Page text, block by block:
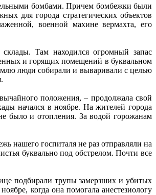
бомбами. Причем бомбежки были
для города стратегических объектов
военной махине вермахта, его
Там находился огромный запас
и горящих помещений в буквальном
люди собирали и вываривали с целью
положения, – продолжала свой
начался в ноябре. На жителей города
было и отопления. За водой горожанам
нашего госпиталя не раз отправляли на
буквально под обстрелом. Почти все
подбирали трупы замерзших и убитых
когда она помогала анестезиологу